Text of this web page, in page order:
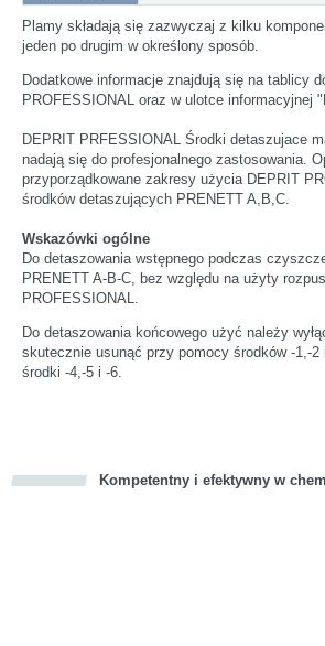
Plamy składają się zazwyczaj z kilku
jeden po drugim w określony sposób.
Dodatkowe informacje znajdują się na tablicy
PROFESSIONAL oraz w ulotce informacyjnej
DEPRIT PRFESSIONAL Środki detaszujace
nadają się do profesjonalnego zastosowania.
przyporządkowane zakresy użycia DEPRIT
środków detaszujących PRENETT A,B,C.
Wskazówki ogólne
Do detaszowania wstępnego podczas
PRENETT A-B-C, bez względu na użyty
PROFESSIONAL.
Do detaszowania końcowego użyć należy
skutecznie usunąć przy pomocy środków -1,-
środki -4,-5 i -6.
Kompetentny i efektywny w